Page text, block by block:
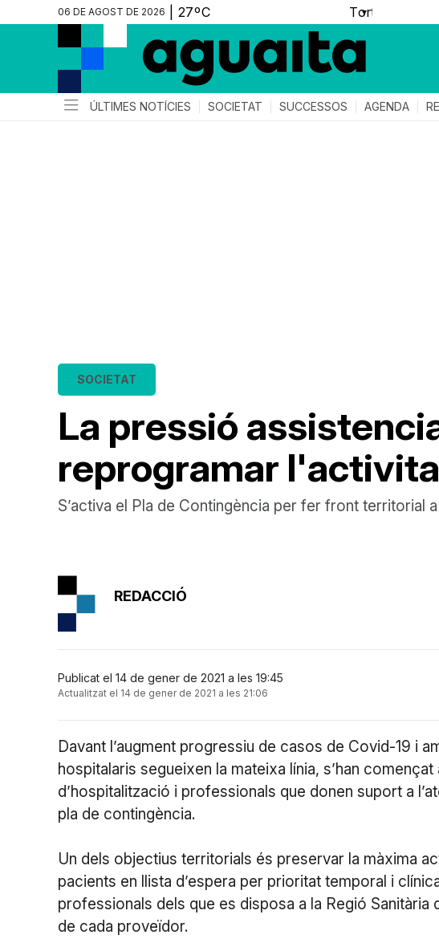
06 DE AGOST DE 2026 ▼
ÚLTIMES NOTÍCIES SOCIETAT SUCCESSOS AGENDA
La pressió
reprogramar
SOCIETAT
S’activa el Pla de Contingència per fer front territorial
REDACCIÓ
Publicat el 14 de gener de 2021 a les 19:45
Actualitzat el 14 de gener de 2021 a les 21:06
Davant l’augment progressiu de casos de Covid-19 i
hospitalaris segueixen la mateixa línia, s’han
d’hospitalització i professionals que donen suport a
pla de contingència.
Un dels objectius territorials és preservar la màxima
pacients en llista d’espera per prioritat temporal i
professionals dels que es disposa a la Regió
de cada proveïdor.